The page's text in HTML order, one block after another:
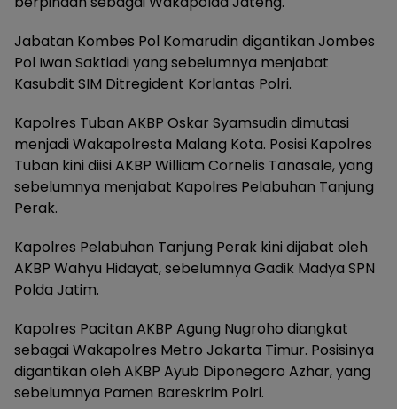
Jabatan Kombes Pol Komarudin digantikan Jombes
Pol Iwan Saktiadi yang sebelumnya menjabat
Kasubdit SIM Ditregident Korlantas Polri.
Kapolres Tuban AKBP Oskar Syamsudin dimutasi
menjadi Wakapolresta Malang Kota. Posisi Kapolres
Tuban kini diisi AKBP William Cornelis Tanasale, yang
sebelumnya menjabat Kapolres Pelabuhan Tanjung
Perak.
Kapolres Pelabuhan Tanjung Perak kini dijabat oleh
AKBP Wahyu Hidayat, sebelumnya Gadik Madya SPN
Polda Jatim.
Kapolres Pacitan AKBP Agung Nugroho diangkat
sebagai Wakapolres Metro Jakarta Timur. Posisinya
digantikan oleh AKBP Ayub Diponegoro Azhar, yang
sebelumnya Pamen Bareskrim Polri.